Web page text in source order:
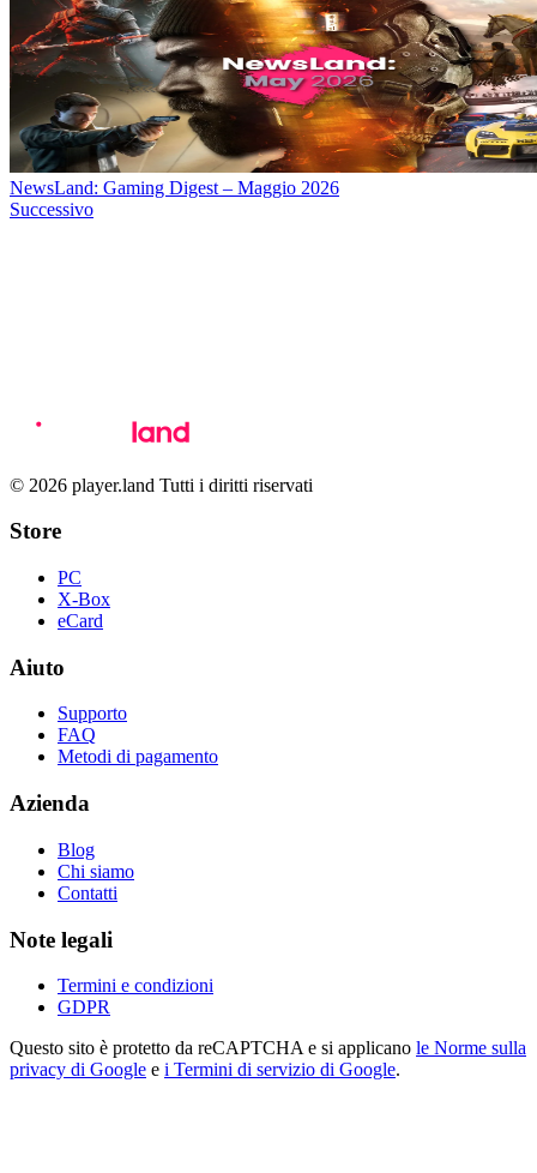
NewsLand: Gaming Digest – Maggio 2026
Successivo
© 2026 player.land Tutti i diritti riservati
Store
PC
X-Box
eCard
Aiuto
Supporto
FAQ
Metodi di pagamento
Azienda
Blog
Chi siamo
Contatti
Note legali
Termini e condizioni
GDPR
Questo sito è protetto da reCAPTCHA e si applicano le Norme sulla
privacy di Google e i Termini di servizio di Google.